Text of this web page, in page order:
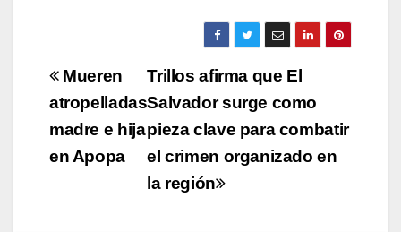
Navegación
de
entradas
Trillos afirma que El
Salvador surge como
pieza clave para combatir
el crimen organizado en
la región
Mueren
atropelladas
madre e hija
en Apopa